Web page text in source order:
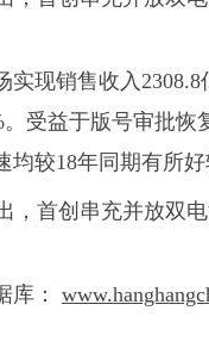
实现销售收入
。受益于版号审批
较18年同期有所好
库：